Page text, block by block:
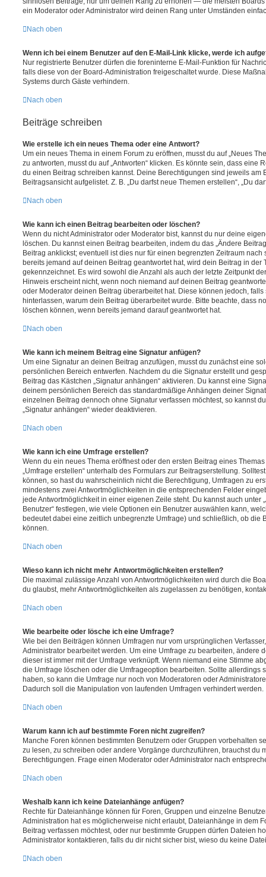
ein Moderator oder Administrator wird deinen Rang unter Umständen
Nach oben
Wenn ich bei einem Benutzer auf den E-Mail-Link klicke, werde ich
Nur registrierte Benutzer dürfen die foreninterne E-Mail-Funktion für
falls diese von der Board-Administration freigeschaltet wurde. Diese
Systems durch Gäste verhindern.
Nach oben
Beiträge schreiben
Wie erstelle ich ein neues Thema oder eine Antwort?
Um ein neues Thema in einem Forum zu eröffnen, musst du auf „Neues
zu antworten, musst du auf „Antworten“ klicken. Es könnte sein, dass eine
du einen Beitrag schreiben kannst. Deine Berechtigungen sind jeweils am
Beitragsansicht aufgelistet. Z. B. „Du darfst neue Themen erstellen“, „Du
Nach oben
Wie kann ich einen Beitrag bearbeiten oder löschen?
Wenn du nicht Administrator oder Moderator bist, kannst du nur deine
löschen. Du kannst einen Beitrag bearbeiten, indem du das „Ändere
Beitrag anklickst; eventuell ist dies nur für einen begrenzten Zeitraum
bereits jemand auf deinen Beitrag geantwortet hat, wird dein Beitrag in der
gekennzeichnet. Es wird sowohl die Anzahl als auch der letzte Zeitpunkt
Hinweis erscheint nicht, wenn noch niemand auf deinen Beitrag
oder Moderator deinen Beitrag überarbeitet hat. Diese können jedoch,
hinterlassen, warum dein Beitrag überarbeitet wurde. Bitte beachte, dass
löschen können, wenn bereits jemand darauf geantwortet hat.
Nach oben
Wie kann ich meinem Beitrag eine Signatur anfügen?
Um eine Signatur an deinen Beitrag anzufügen, musst du zunächst eine
persönlichen Bereich entwerfen. Nachdem du die Signatur erstellt und
Beitrag das Kästchen „Signatur anhängen“ aktivieren. Du kannst eine
deinem persönlichen Bereich das standardmäßige Anhängen deiner
einzelnen Beitrag dennoch ohne Signatur verfassen möchtest, so kannst
„Signatur anhängen“ wieder deaktivieren.
Nach oben
Wie kann ich eine Umfrage erstellen?
Wenn du ein neues Thema eröffnest oder den ersten Beitrag eines
„Umfrage erstellen“ unterhalb des Formulars zur Beitragserstellung.
können, so hast du wahrscheinlich nicht die Berechtigung, Umfragen zu
mindestens zwei Antwortmöglichkeiten in die entsprechenden Felder
jede Antwortmöglichkeit in einer eigenen Zeile steht. Du kannst auch unter
Benutzer“ festlegen, wie viele Optionen ein Benutzer auswählen kann,
bedeutet dabei eine zeitlich unbegrenzte Umfrage) und schließlich, ob die
können.
Nach oben
Wieso kann ich nicht mehr Antwortmöglichkeiten erstellen?
Die maximal zulässige Anzahl von Antwortmöglichkeiten wird durch die
du glaubst, mehr Antwortmöglichkeiten als zugelassen zu benötigen,
Nach oben
Wie bearbeite oder lösche ich eine Umfrage?
Wie bei den Beiträgen können Umfragen nur vom ursprünglichen
Administrator bearbeitet werden. Um eine Umfrage zu bearbeiten, ändere
dieser ist immer mit der Umfrage verknüpft. Wenn niemand eine Stimme
die Umfrage löschen oder die Umfrageoption bearbeiten. Sollte allerdings
haben, so kann die Umfrage nur noch von Moderatoren oder
Dadurch soll die Manipulation von laufenden Umfragen verhindert werden.
Nach oben
Warum kann ich auf bestimmte Foren nicht zugreifen?
Manche Foren können bestimmten Benutzern oder Gruppen vorbehalten
zu lesen, zu schreiben oder andere Vorgänge durchzuführen, brauchst du
Berechtigungen. Frage einen Moderator oder Administrator nach
Nach oben
Weshalb kann ich keine Dateianhänge anfügen?
Rechte für Dateianhänge können für Foren, Gruppen und einzelne
Administration hat es möglicherweise nicht erlaubt, Dateianhänge in dem
Beitrag verfassen möchtest, oder nur bestimmte Gruppen dürfen Dateien
Administrator kontaktieren, falls du dir nicht sicher bist, wieso du keine
Nach oben